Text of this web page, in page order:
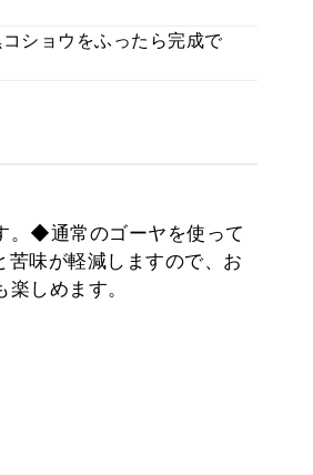
ショウをふったら完成で
。◆通常のゴーヤを使って
苦味が軽減しますので、お
しめます。